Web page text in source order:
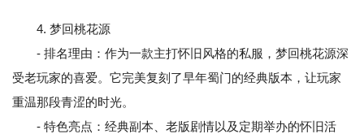
4. 梦回桃花源
- 排名理由：作为一款主打怀旧风格的私服，梦回桃花源深
受老玩家的喜爱。它完美复刻了早年蜀门的经典版本，让玩家
重温那段青涩的时光。
- 特色亮点：经典副本、老版剧情以及定期举办的怀旧活